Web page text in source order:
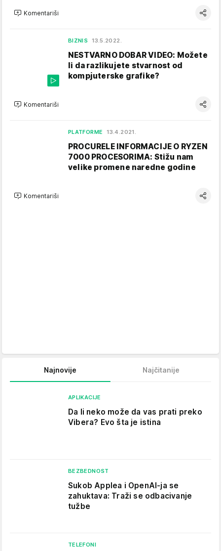
Komentariši
BIZNIS 13.5.2022.
NESTVARNO DOBAR VIDEO: Možete
li da razlikujete stvarnost od
kompjuterske grafike?
Komentariši
PLATFORME 13.4.2021.
PROCURELE INFORMACIJE O RYZEN
7000 PROCESORIMA: Stižu nam
velike promene naredne godine
Komentariši
Najnovije Najčitanije
APLIKACIJE
Da li neko može da vas prati preko
Vibera? Evo šta je istina
BEZBEDNOST
Sukob Applea i OpenAI-ja se
zahuktava: Traži se odbacivanje
tužbe
TELEFONI